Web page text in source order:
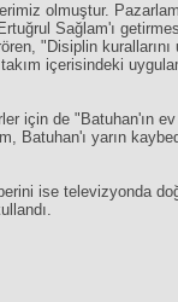
olmuştur.
Sağlam'ı
"Disiplin
içerisindeki
için de "Batuhan'ın
Batuhan'ı yarın
ise televizyonda